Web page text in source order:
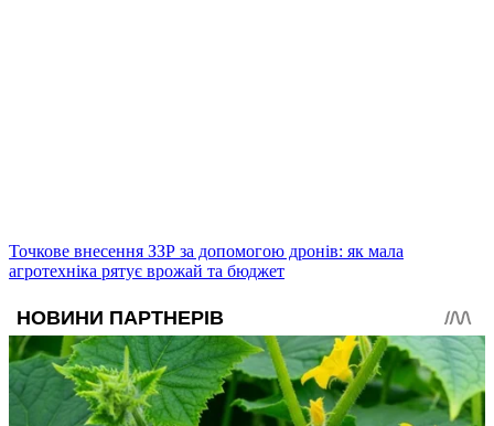
Точкове внесення ЗЗР за допомогою дронів: як мала
агротехніка рятує врожай та бюджет